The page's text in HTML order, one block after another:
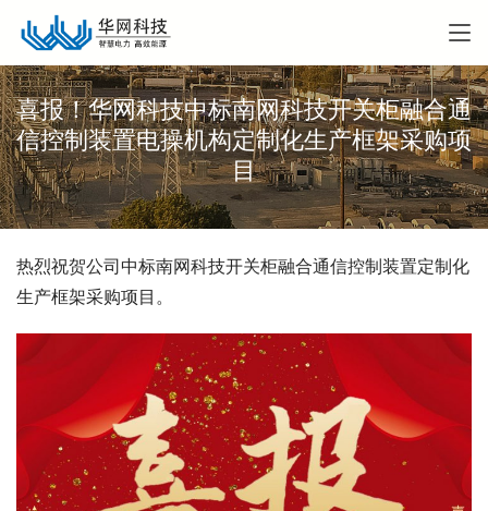
喜报！华网科技中标南网科技开关柜融合通
信控制装置电操机构定制化生产框架采购项
目
热烈祝贺公司中标南网科技开关柜融合通信控制装置定制化
生产框架采购项目。